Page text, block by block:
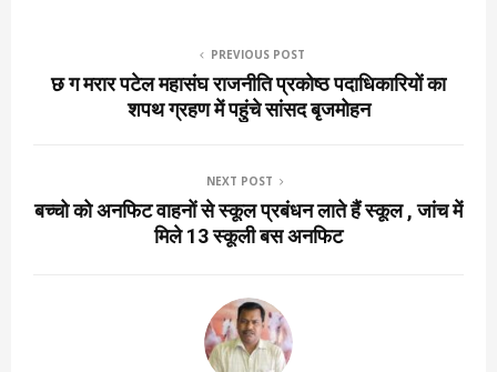
PREVIOUS POST
छ ग मरार पटेल महासंघ राजनीति प्रकोष्ठ पदाधिकारियों का
शपथ ग्रहण में पहुंचे सांसद बृजमोहन
NEXT POST
बच्चो को अनफिट वाहनों से स्कूल प्रबंधन लाते हैं स्कूल , जांच में
मिले 13 स्कूली बस अनफिट